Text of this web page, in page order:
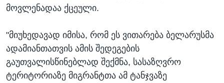
მოვლენადაა ქცეული.
"მიუხედავად იმისა, რომ ეს ვითარება ბელარუსმა
ადამიანთათვის ამის შედეგების
გაუთვალისწინებლად შექმნა, სასაზღვრო
ტერიტორიაზე მიგრანტთა ამ ტანჯვაზე